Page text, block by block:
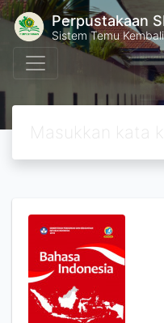
Perpustakaan
Sistem Temu